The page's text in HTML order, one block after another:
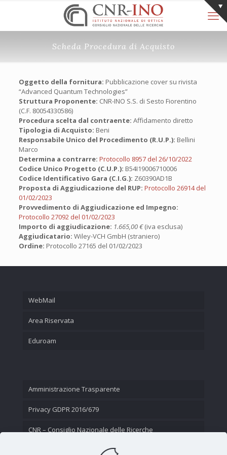
Scheda Procedura di Acquisto
Oggetto della fornitura: Pubblicazione cover su rivista
“Advanced Quantum Technologies”
Struttura Proponente: CNR-INO S.S. di Sesto Fiorentino
(C.F. 80054330586)
Procedura scelta dal contraente: Affidamento diretto
Tipologia di Acquisto: Beni
Responsabile Unico del Procedimento (R.U.P.): Bellini
Marco
Determina a contrarre: Protocollo 8957 del 26/10/2022
Codice Unico Progetto (C.U.P.): B54I19006710006
Codice Identificativo Gara (C.I.G.): Z60390AD1B
Proposta di Aggiudicazione del RUP: Protocollo 26914 del
01/02/2023
Provvedimento di Aggiudicazione ed Impegno:
Protocollo 27092 del 01/02/2023
Importo di aggiudicazione: 1.665,00 €(iva esclusa)
Aggiudicatario: Wiley-VCH GmbH (straniero)
Ordine: Protocollo 27165 del 01/02/2023
WebMail
Area Riservata
Eduroam
Amministrazione Trasparente
Privacy GDPR 2016/679
CNR – Consiglio Nazionale delle Ricerche